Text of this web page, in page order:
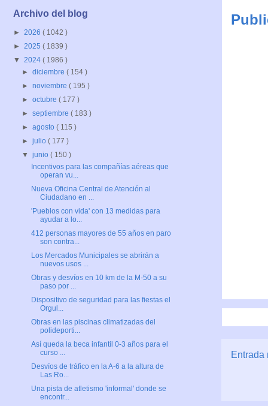
Entrada
Archivo del blog
► 2026 ( 1042 )
► 2025 ( 1839 )
▼ 2024 ( 1986 )
►diciembre( 154 )
►noviembre( 195 )
►octubre( 177 )
►septiembre( 183 )
►agosto( 115 )
►julio( 177 )
▼junio( 150 )
Incentivos para las compañías aéreas que
operan vu...
Nueva Oficina Central de Atención al
Ciudadano en ...
'Pueblos con vida' con 13 medidas para
ayudar a lo...
412 personas mayores de 55 años en paro
son contra...
Los Mercados Municipales se abrirán a
nuevos usos ...
Obras y desvíos en 10 km de la M-50 a su
paso por ...
Dispositivo de seguridad para las fiestas el
Orgul...
Obras en las piscinas climatizadas del
polideporti...
Así queda la beca infantil 0-3 años para el
curso ...
Desvíos de tráfico en la A-6 a la altura de
Las Ro...
Una pista de atletismo 'informal' donde se
encontr...